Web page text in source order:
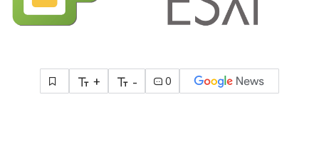
+ - 0